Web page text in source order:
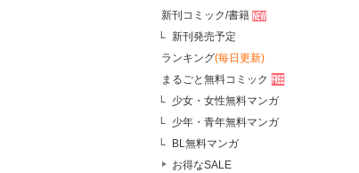
新刊コミック/書籍
新刊発売予定
ランキング(毎日更新)
まるごと無料コミック
少女・女性無料マンガ
少年・青年無料マンガ
BL無料マンガ
お得なSALE